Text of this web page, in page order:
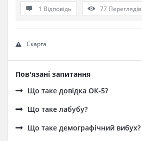
1 Відповідь 77 Переглядів
Скарга
Пов'язані запитання
Що таке довідка ОК-5?
Що таке лабубу?
Що таке демографічний вибух?